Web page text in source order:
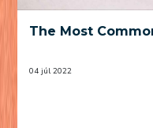
The Most
04 júl 2022